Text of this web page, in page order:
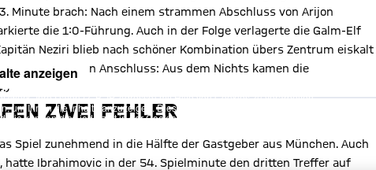
Minute brach: Nach einem strammen Abschluss von Arijon
die 1:0-Führung. Auch in der Folge verlagerte die Galm-Elf
Neziri blieb nach schöner Kombination übers Zentrum eiskalt
dann aber den Anschluss: Aus dem Nichts kamen die
anzeigen
Ihre Daten (z. B. IP-Adresse) mit Hilfe von Cookies zu verarbeiten.
um Ihnen die Inhalte anzuzeigen. Diese Einstellung wird für alle Inhalte
Sie können dies jederzeit in derCookie-Einwilligungslösung
ZWEI FEHLER
Spiel zunehmend in die Hälfte der Gastgeber aus München. Auch
Ibrahimovic in der 54. Spielminute den dritten Treffer auf